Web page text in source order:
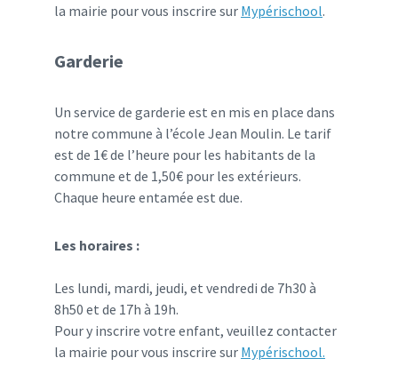
la mairie pour vous inscrire sur Mypérischool.
Garderie
Un service de garderie est en mis en place dans
notre commune à l’école Jean Moulin. Le tarif
est de 1€ de l’heure pour les habitants de la
commune et de 1,50€ pour les extérieurs.
Chaque heure entamée est due.
Les horaires :
Les lundi, mardi, jeudi, et vendredi de 7h30 à
8h50 et de 17h à 19h.
Pour y inscrire votre enfant, veuillez contacter
la mairie pour vous inscrire sur Mypérischool.